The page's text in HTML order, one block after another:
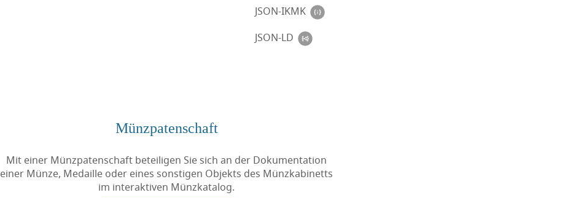
JSON-IKMK
JSON-LD
Münzpatenschaft
Mit einer Münzpatenschaft beteiligen Sie sich an der Dokumentation
einer Münze, Medaille oder eines sonstigen Objekts des Münzkabinetts
im interaktiven Münzkatalog.